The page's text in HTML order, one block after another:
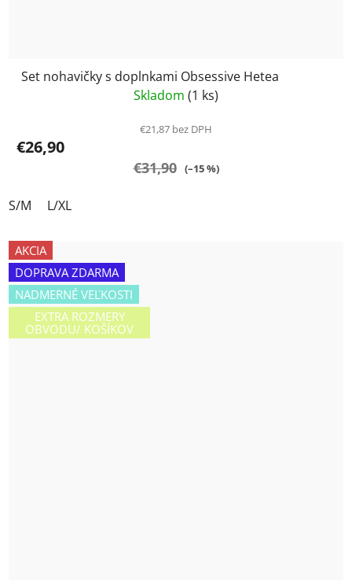
Set nohavičky s doplnkami Obsessive Hetea
Skladom (1 ks)
€21,87 bez DPH
€26,90
€31,90 (–15 %)
S/M L/XL
AKCIA
DOPRAVA ZDARMA
NADMERNÉ VEĽKOSTI
EXTRA ROZMERY
OBVODU/ KOŠÍKOV